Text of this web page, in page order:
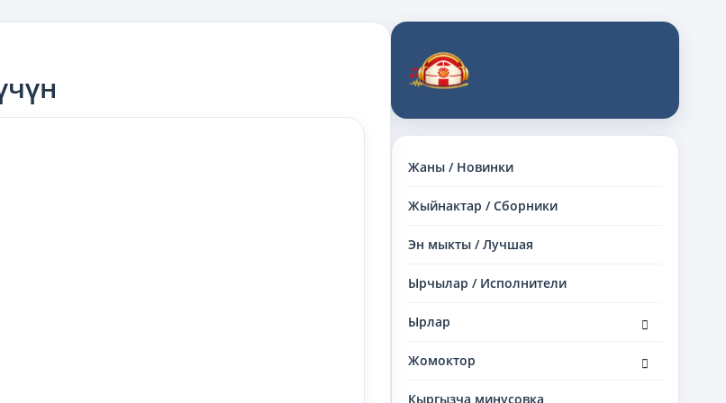
Жаны / Новинки
Жыйнактар / Сборники
Эн мыкты / Лучшая
Ырчылар / Исполнители
Ырлар
дочернее
Жомоктор
дочернее
Кыргызча минусовка